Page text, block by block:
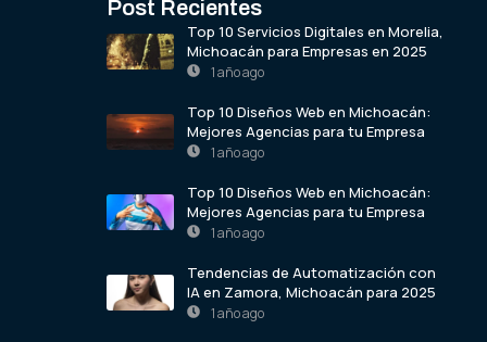
Post Recientes
Top 10 Servicios Digitales en Morelia,
Michoacán para Empresas en 2025
1 año ago
Top 10 Diseños Web en Michoacán:
Mejores Agencias para tu Empresa
1 año ago
Top 10 Diseños Web en Michoacán:
Mejores Agencias para tu Empresa
1 año ago
Tendencias de Automatización con
IA en Zamora, Michoacán para 2025
1 año ago